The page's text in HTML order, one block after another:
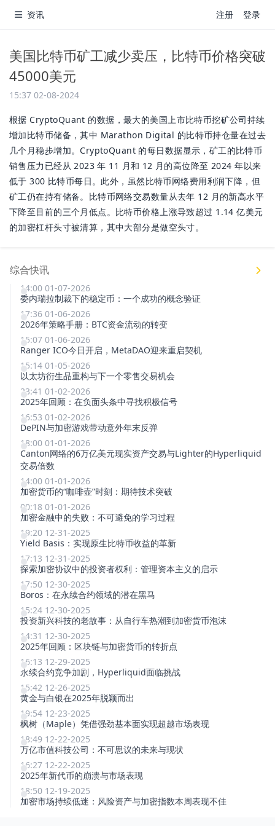
资讯 注册 登录
美国比特币矿工减少卖压，比特币价格突破
45000美元
15:37 02-08-2024
根据 CryptoQuant 的数据，最大的美国上市比特币挖矿公司持续
增加比特币储备，其中 Marathon Digital 的比特币持仓量在过去
几个月稳步增加。CryptoQuant 的每日数据显示，矿工的比特币
销售压力已经从 2023 年 11 月和 12 月的高位降至 2024 年以来
低于 300 比特币每日。此外，虽然比特币网络费用利润下降，但
矿工仍在持有储备。比特币网络交易数量从去年 12 月的新高水平
下降至目前的三个月低点。比特币价格上涨导致超过 1.14 亿美元
的加密杠杆头寸被清算，其中大部分是做空头寸。
综合快讯
14:00 01-07-2026
委内瑞拉制裁下的稳定币：一个成功的概念验证
17:36 01-06-2026
2026年策略手册：BTC资金流动的转变
15:07 01-06-2026
Ranger ICO今日开启，MetaDAO迎来重启契机
15:14 01-05-2026
以太坊衍生品重构与下一个零售交易机会
23:41 01-02-2026
2025年回顾：在负面头条中寻找积极信号
16:53 01-02-2026
DePIN与加密游戏带动意外年末反弹
18:00 01-01-2026
Canton网络的6万亿美元现实资产交易与Lighter的Hyperliquid
交易倍数
14:00 01-01-2026
加密货币的“咖啡壶”时刻：期待技术突破
00:18 01-01-2026
加密金融中的失败：不可避免的学习过程
19:20 12-31-2025
Yield Basis：实现原生比特币收益的革新
17:13 12-31-2025
探索加密协议中的投资者权利：管理资本主义的启示
17:50 12-30-2025
Boros：在永续合约领域的潜在黑马
15:24 12-30-2025
投资新兴科技的老故事：从自行车热潮到加密货币泡沫
14:31 12-30-2025
2025年回顾：区块链与加密货币的转折点
16:13 12-29-2025
永续合约竞争加剧，Hyperliquid面临挑战
15:42 12-26-2025
黄金与白银在2025年脱颖而出
19:54 12-23-2025
枫树（Maple）凭借强劲基本面实现超越市场表现
18:49 12-22-2025
万亿市值科技公司：不可思议的未来与现状
16:27 12-22-2025
2025年新代币的崩溃与市场表现
18:50 12-19-2025
加密市场持续低迷：风险资产与加密指数本周表现不佳